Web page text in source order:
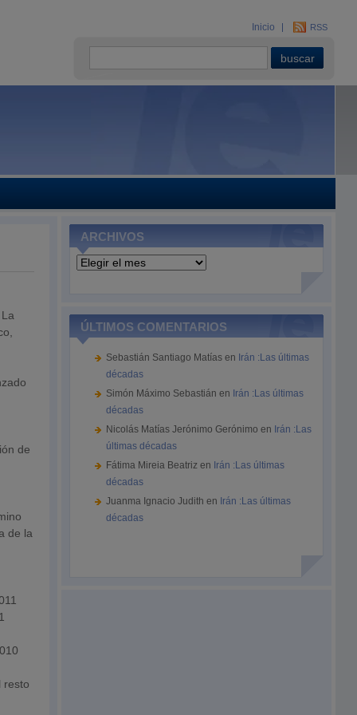
Inicio RSS
de
de la
resto
ARCHIVOS
Archivos
ÚLTIMOS COMENTARIOS
Sebastián Santiago Matías en Irán :Las últimas
décadas
Simón Máximo Sebastián en Irán :Las últimas
décadas
Nicolás Matías Jerónimo Gerónimo en Irán :Las
últimas décadas
Fátima Mireia Beatriz en Irán :Las últimas
décadas
Juanma Ignacio Judith en Irán :Las últimas
décadas